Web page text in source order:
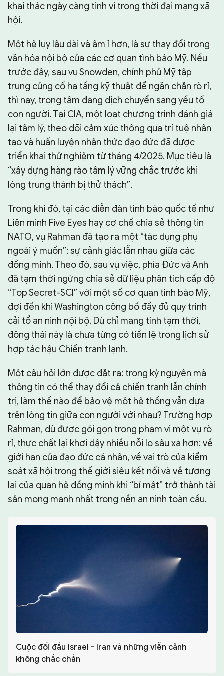
khai thác ngày càng tinh vi trong thời đại mạng xã
hội.
Một hệ lụy lâu dài và âm ỉ hơn, là sự thay đổi trong
văn hóa nội bộ của các cơ quan tình báo Mỹ. Nếu
trước đây, sau vụ Snowden, chính phủ Mỹ tập
trung củng cố hạ tầng kỹ thuật để ngăn chặn rò rỉ,
thì nay, trọng tâm đang dịch chuyển sang yếu tố
con người. Tại CIA, một loạt chương trình đánh giá
lại tâm lý, theo dõi cảm xúc thông qua trí tuệ nhân
tạo và huấn luyện nhận thức đạo đức đã được
triển khai thử nghiệm từ tháng 4/2025. Mục tiêu là
“xây dựng hàng rào tâm lý vững chắc trước khi
lòng trung thành bị thử thách”.
Trong khi đó, tại các diễn đàn tình báo quốc tế như
Liên minh Five Eyes hay cơ chế chia sẻ thông tin
NATO, vụ Rahman đã tạo ra một “tác dụng phụ
ngoài ý muốn”: sự cảnh giác lẫn nhau giữa các
đồng minh. Theo đó, sau vụ việc, phía Đức và Anh
đã tạm thời ngừng chia sẻ dữ liệu phân tích cấp độ
“Top Secret-SCI” với một số cơ quan tình báo Mỹ,
đợi đến khi Washington công bố đầy đủ quy trình
cải tổ an ninh nội bộ. Dù chỉ mang tính tạm thời,
động thái này là chưa từng có tiền lệ trong lịch sử
hợp tác hậu Chiến tranh lạnh.
Một câu hỏi lớn được đặt ra: trong kỷ nguyên mà
thông tin có thể thay đổi cả chiến tranh lẫn chính
trị, làm thế nào để bảo vệ một hệ thống vẫn dựa
trên lòng tin giữa con người với nhau? Trường hợp
Rahman, dù được gói gọn trong phạm vi một vụ rò
rỉ, thực chất lại khơi dậy nhiều nỗi lo sâu xa hơn: về
giới hạn của đạo đức cá nhân, về vai trò của kiểm
soát xã hội trong thế giới siêu kết nối và về tương
lai của quan hệ đồng minh khi “bí mật” trở thành tài
sản mong manh nhất trong nền an ninh toàn cầu.
Cuộc đối đầu Israel - Iran và những viễn cảnh
không chắc chắn